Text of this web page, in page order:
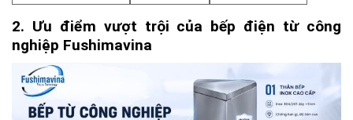
2. Ưu điểm vượt trội của bếp điện từ công
nghiệp Fushimavina